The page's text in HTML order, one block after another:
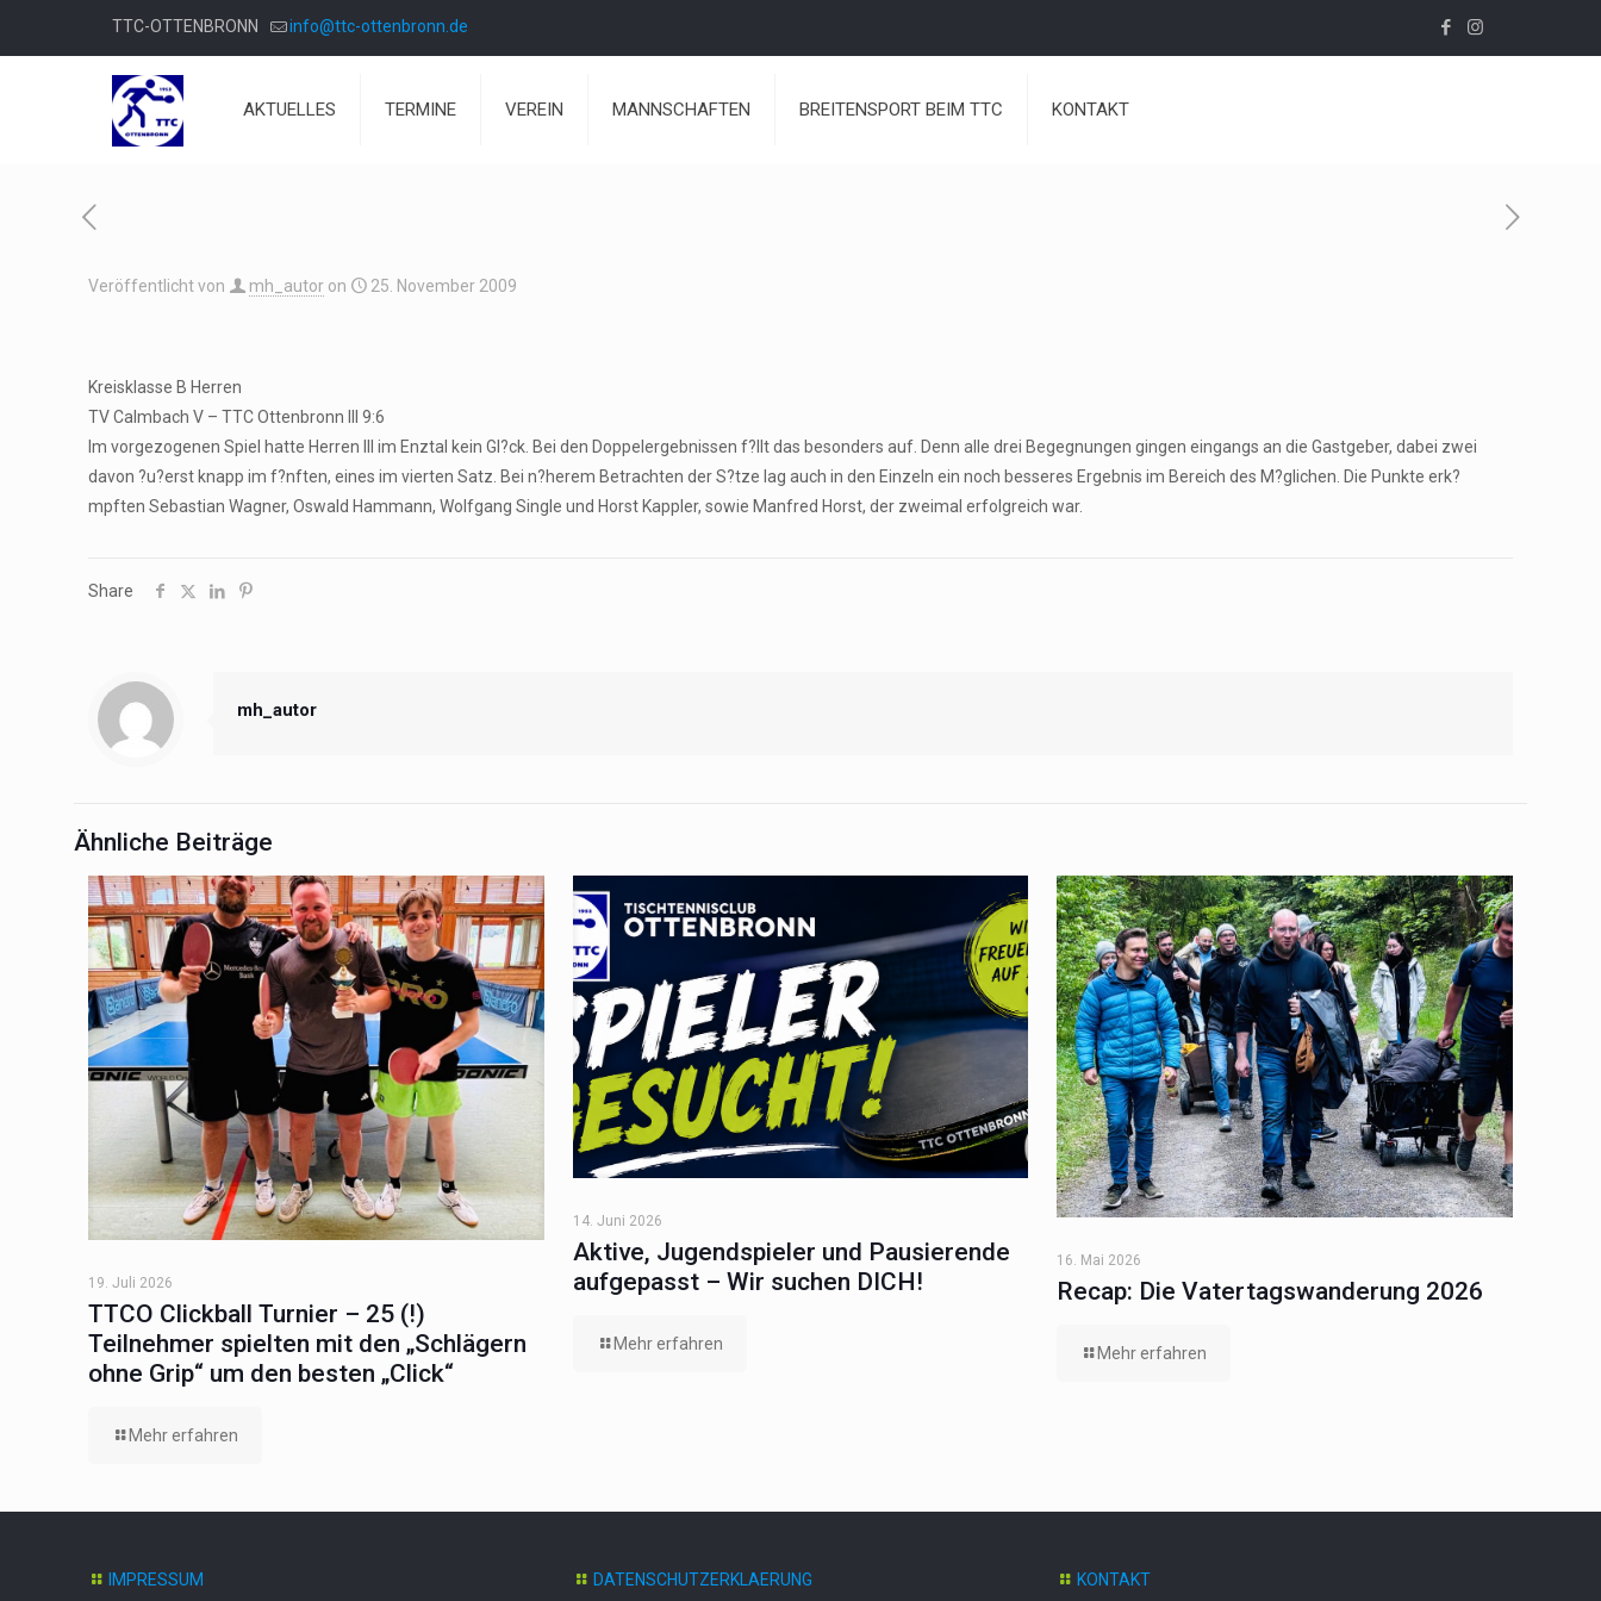
TTC-OTTENBRONN info@ttc-ottenbronn.de
AKTUELLES TERMINE VEREIN MANNSCHAFTEN BREITENSPORT BEIM TTC KONTAKT
Veröffentlicht von mh_autor on 25. November 2009
Kreisklasse B Herren
TV Calmbach V – TTC Ottenbronn III 9:6
Im vorgezogenen Spiel hatte Herren III im Enztal kein Gl?ck. Bei den Doppelergebnissen f?llt das besonders auf. Denn alle drei Begegnungen gingen eingangs an die Gastgeber, dabei zwei
davon ?u?erst knapp im f?nften, eines im vierten Satz. Bei n?herem Betrachten der S?tze lag auch in den Einzeln ein noch besseres Ergebnis im Bereich des M?glichen. Die Punkte erk?
mpften Sebastian Wagner, Oswald Hammann, Wolfgang Single und Horst Kappler, sowie Manfred Horst, der zweimal erfolgreich war.
Share
mh_autor
Ähnliche Beiträge
19. Juli 2026
TTCO Clickball Turnier – 25 (!)
Teilnehmer spielten mit den „Schlägern
ohne Grip“ um den besten „Click“
Mehr erfahren
14. Juni 2026
Aktive, Jugendspieler und Pausierende
aufgepasst – Wir suchen DICH!
Mehr erfahren
16. Mai 2026
Recap: Die Vatertagswanderung 2026
Mehr erfahren
IMPRESSUM DATENSCHUTZERKLAERUNG KONTAKT